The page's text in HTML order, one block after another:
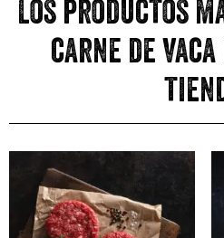
Los productos
carne de